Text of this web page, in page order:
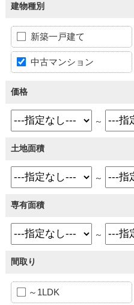
建物種別
新築一戸建て
中古マンション
価格
～
土地面積
～
専有面積
～
間取り
～1LDK